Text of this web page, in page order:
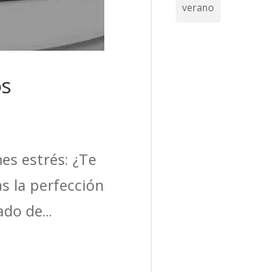
estrés: ¿Te
la perfección
de...
verano